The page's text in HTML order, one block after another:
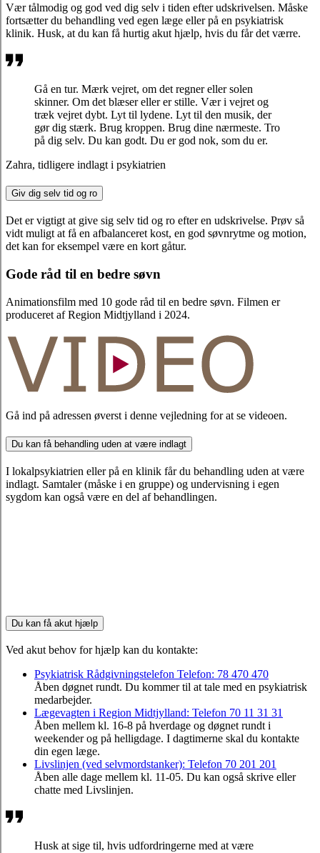
Vær tålmodig og god ved dig selv i tiden efter udskrivelsen. Måske
fortsætter du behandling ved egen læge ellerpå en psykiatrisk
klinik. Husk, at du kan få hurtig akut hjælp, hvis du får det værre.
Gå en tur. Mærk vejret, om det regner eller solen
skinner. Om det blæser eller er stille. Vær i vejret og
træk vejret dybt. Lyt til lydene. Lyt til den musik, der
gør dig stærk. Brug kroppen. Brug dine nærmeste. Tro
på dig selv. Du kan godt. Du er god nok, som du er.
Zahra, tidligere indlagt i psykiatrien
Giv dig selv tid og ro
Det er vigtigt at give sig selv tid og ro efter en udskrivelse. Prøv så
vidt muligt at få en afbalanceret kost, en god søvnrytme og motion,
det kan for eksempel være en kort gåtur.
Gode råd til en bedre søvn
Animationsfilm med 10 gode råd til en bedre søvn. Filmen er
produceret af Region Midtjylland i 2024.
Gå ind på adressen øverst i denne vejledning for at se videoen.
Du kan få behandling uden at være indlagt
I lokalpsykiatrien eller på en klinik får du behandling uden at være
indlagt. Samtaler (måske i en gruppe) og undervisning i egen
sygdom kan også være en del af behandlingen.
Du kan få akut hjælp
Ved akut behov for hjælp kan du kontakte:
Psykiatrisk Rådgivningstelefon Telefon: 78 470 470
Åben døgnet rundt. Du kommer til at tale med en psykiatrisk
medarbejder.
Lægevagten i Region Midtjylland: Telefon 70 11 31 31
Åben mellem kl. 16-8 på hverdage og døgnet rundt i
weekender og på helligdage. I dagtimerne skal du kontakte
din egen læge.
Livslinjen (ved selvmordstanker): Telefon 70 201 201
Åben alle dage mellem kl. 11-05. Du kan også skrive eller
chatte med Livslinjen.
Husk at sige til, hvis udfordringerne med at være